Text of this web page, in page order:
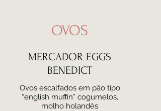
OVOS
MERCADOR EGGS
BENEDICT
Ovos escalfados em pão tipo
“english muffin” cogumelos,
molho holandês